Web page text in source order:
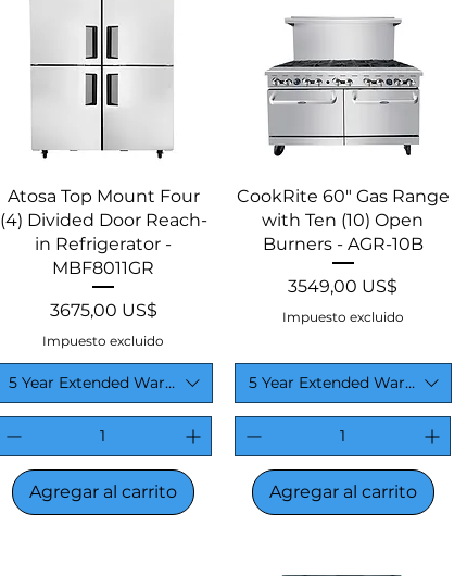
Vista rápida
Atosa Top Mount Four
(4) Divided Door Reach-
in Refrigerator -
MBF8011GR
Precio
3675,00 US$
Impuesto excluido
5 Year Extended Warranty
Agregar al carrito
Vista rápida
CookRite 60″ Gas Range
with Ten (10) Open
Burners - AGR-10B
Precio
3549,00 US$
Impuesto excluido
5 Year Extended Warranty
Agregar al carrito